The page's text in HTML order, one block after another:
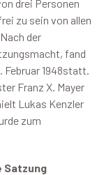
drei Personen
zu sein von allen
der
fand
Februar 1948statt.
Franz X. Mayer
Lukas Kenzler
zum